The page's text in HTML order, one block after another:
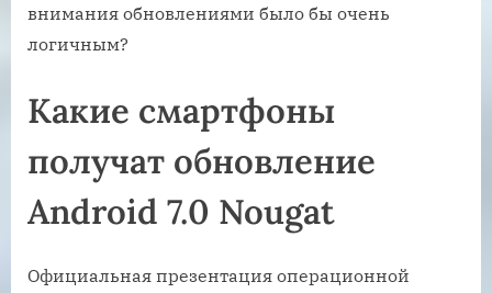
внимания обновлениями было бы очень
логичным?
Какие смартфоны
получат обновление
Android 7.0 Nougat
Официальная презентация операционной